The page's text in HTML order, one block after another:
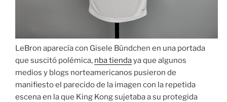
LeBron aparecía con Gisele Bündchen en una portada
que suscitó polémica, nba tiendaya que algunos
medios y blogs norteamericanos pusieron de
manifiesto el parecido de la imagen con la repetida
escena en la que King Kong sujetaba a su protegida